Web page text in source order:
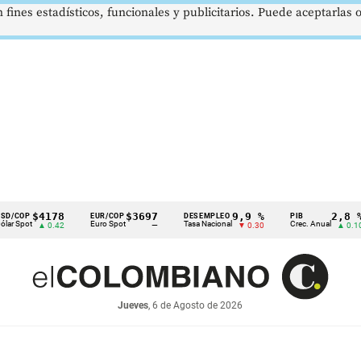
$4178
▲ 0.42
EUR/COP
Euro Spot
$3697
—
DESEMPLEO
Tasa Nacional
9,9 %
▼ 0.30
PIB
Crec. Anual
2,8 %
▲ 0.10
Jueves, 6 de Agosto de 2026
estadísticos, funcionales y publicitarios. Puede aceptarlas